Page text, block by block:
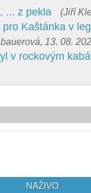
... z pekla (Jiří
Kaštánka v
13. 08.
v rockovým
NAŽIVO